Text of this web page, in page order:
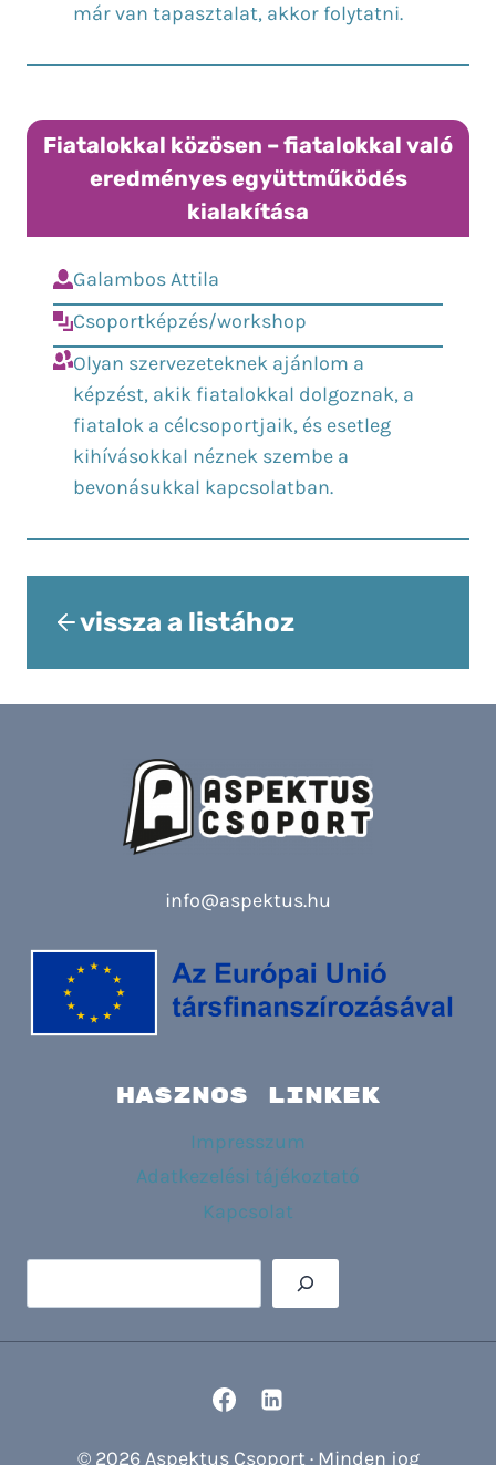
már van tapasztalat, akkor folytatni.
Fiatalokkal közösen – fiatalokkal való
eredményes együttműködés
kialakítása
Galambos Attila
Csoportképzés/workshop
Olyan szervezeteknek ajánlom a
képzést, akik fiatalokkal dolgoznak, a
fiatalok a célcsoportjaik, és esetleg
kihívásokkal néznek szembe a
bevonásukkal kapcsolatban.
vissza a listához
info@aspektus.hu
HASZNOS LINKEK
Impresszum
Adatkezelési tájékoztató
Kapcsolat
Keresés
© 2026 Aspektus Csoport · Minden jog